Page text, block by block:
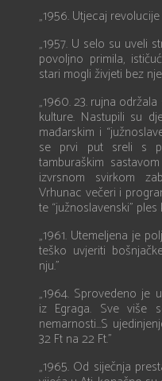
„1956. Utjecaj
„1957. U selo su uveli
povoljno primila,
stari mogli živjeti bez
„1960. 23. rujna
kulture. Nastupili su
mađarskim i
se prvi put sreli s
tamburaškim
izvrsnom svirkom
Vrhunac večeri i
te “južnoslavenski”
„1961. Utemeljena je
teško uvjeriti
nju.”
„1964. Sprovedeno je
iz Egraga. Sve više
nemarnosti...S
32 Ft na 22 Ft.”
„1965. Od siječnja